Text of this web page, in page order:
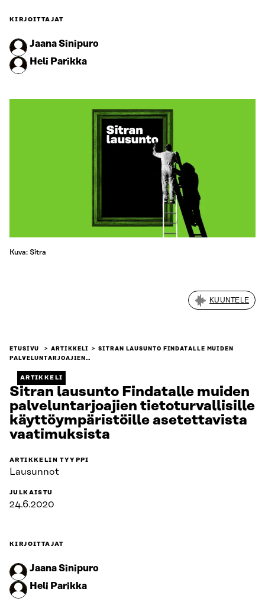
KIRJOITTAJAT
Jaana Sinipuro
Heli Parikka
Kuva: Sitra
KUUNTELE
ETUSIVU ARTIKKELI
SITRAN LAUSUNTO FINDATALLE MUIDEN
PALVELUNTARJOAJIEN…
ARTIKKELI
Sitran lausunto Findatalle muiden
palveluntarjoajien tietoturvallisille
käyttöympäristöille asetettavista
vaatimuksista
ARTIKKELIN TYYPPI
Lausunnot
JULKAISTU
24.6.2020
KIRJOITTAJAT
Jaana Sinipuro
Heli Parikka